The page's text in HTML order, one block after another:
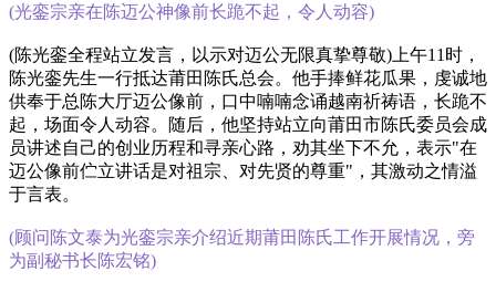
(光銮宗亲在陈迈公神像前长跪不起，令人动容)
(陈光銮全程站立发言，以示对迈公无限真挚尊敬)上午11时，
陈光銮先生一行抵达莆田陈氏总会。他手捧鲜花瓜果，虔诚地
供奉于总陈大厅迈公像前，口中喃喃念诵越南祈祷语，长跪不
起，场面令人动容。随后，他坚持站立向莆田市陈氏委员会成
员讲述自己的创业历程和寻亲心路，劝其坐下不允，表示"在
迈公像前伫立讲话是对祖宗、对先贤的尊重"，其激动之情溢
于言表。
(顾问陈文泰为光銮宗亲介绍近期莆田陈氏工作开展情况，旁
为副秘书长陈宏铭)